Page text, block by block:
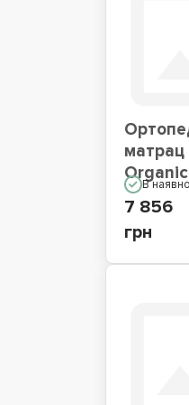
матрац
Organic
В
7 856
грн